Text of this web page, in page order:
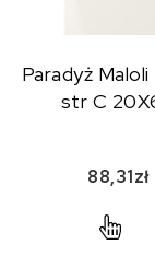
Paradyż
str C
88,31zł